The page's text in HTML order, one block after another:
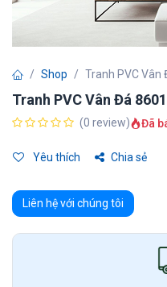
Shop Tranh PVC Vân
Tranh PVC Vân Đá
(0 review) Đã
Yêu thích Chia sẻ
Liên hệ với chúng tôi